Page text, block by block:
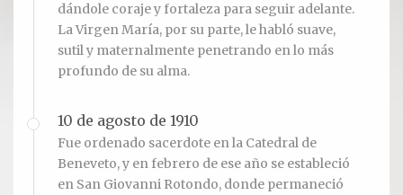
dándole coraje y fortaleza para seguir adelante.
La Virgen María, por su parte, le habló suave,
sutil y maternalmente penetrando en lo más
profundo de su alma.
10 de agosto de 1910
Fue ordenado sacerdote en la Catedral de
Beneveto, y en febrero de ese año se estableció
en San Giovanni Rotondo, donde permaneció